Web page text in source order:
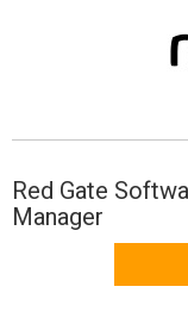
Red Gate
Manager